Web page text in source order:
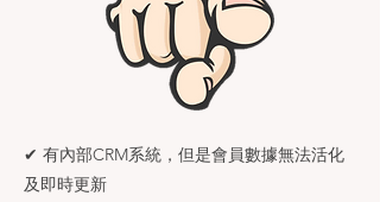
✔︎ 有內部CRM系統，但是會員數據無法活化
及即時更新